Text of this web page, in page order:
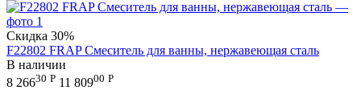
Скидка 30%
F22802 FRAP Смеситель для ванны, нержавеющая сталь
В наличии
8 26630 Р 11 80900 Р